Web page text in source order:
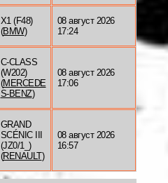
X1 (F48)
(BMW)
08 август 2026
17:24
C-CLASS
(W202)
(MERCEDE
S-BENZ)
08 август 2026
17:06
GRAND
SCÉNIC III
(JZ0/1_)
(RENAULT)
08 август 2026
16:57